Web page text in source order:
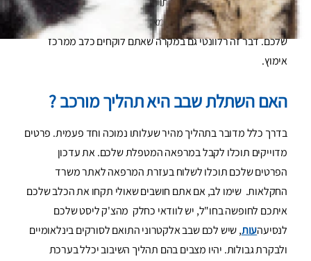
הקפידו לשנות את פרטי הקשר מאלו של המגדל של הכלב לפרטים
שלכם. דבר זה רלוונטי גם במקרה שאתם לוקחים כלב ממרכז
אימוץ.
האם השתלת שבב היא תהליך מורכב ?
בדרך כלל מדובר בתהליך מהיר שעלותו נמוכה וחד פעמית. פרטים
מדוייקים תוכלו לקבל במרפאה המטפלת שלכם. את עדכון
הפרטים שלכם תוכלו לשלוח בעזרת המרפאה לאתר משרד
החקלאות. שימו לב, אם אתם חושבים שאולי תקחו את הכלב שלכם
איתכם לחופשה בחו"ל, יש לוודאי כחלק מהצ'ק ליסט שלכם
לנסיעהעות, שיש לכם שבב אלקטרוני התואם לסורקים בינלאומיים
ולבקרת גבולות. יהיו מצבים בהם תהליך השיבוב יכלל בערכת